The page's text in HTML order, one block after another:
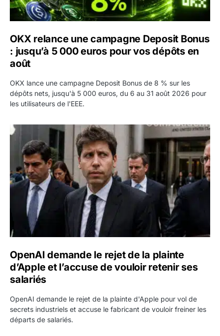
OKX relance une campagne Deposit Bonus
: jusqu’à 5 000 euros pour vos dépôts en
août
OKX lance une campagne Deposit Bonus de 8 % sur les
dépôts nets, jusqu'à 5 000 euros, du 6 au 31 août 2026 pour
les utilisateurs de l'EEE.
OpenAI demande le rejet de la plainte d’Apple et
OpenAI demande le rejet de la plainte
d’Apple et l’accuse de vouloir retenir ses
salariés
OpenAI demande le rejet de la plainte d'Apple pour vol de
secrets industriels et accuse le fabricant de vouloir freiner les
départs de salariés.